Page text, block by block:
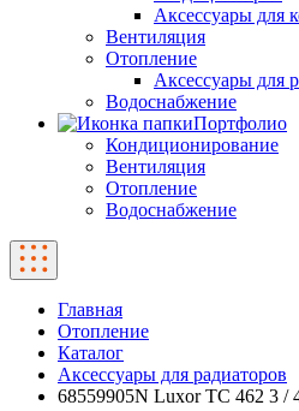
Аксессуары для
Вентиляция
Отопление
Аксессуары для
Водоснабжение
Портфолио
Кондиционирование
Вентиляция
Отопление
Водоснабжение
Главная
Отопление
Каталог
Аксессуары для радиаторов
68559905N Luxor TC 462 3 /